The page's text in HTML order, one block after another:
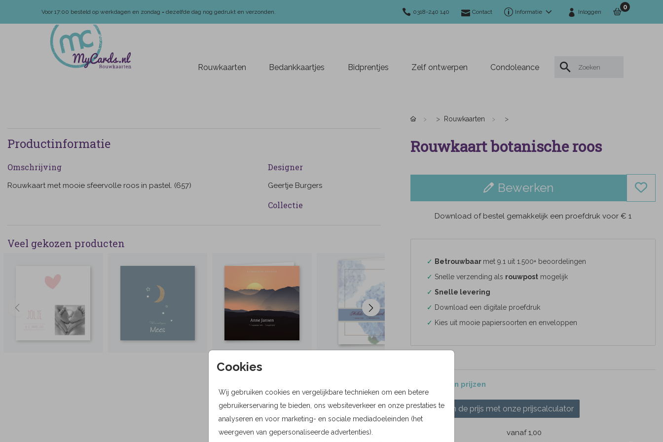
Voor 17:00 besteld op werkdagen en zondag = dezelfde dag nog gedrukt en verzonden. 0318-240 140 Contact Informatie Inloggen
0
Rouwkaarten Bedankkaartjes Bidprentjes Zelf ontwerpen Condoleance
Cookies
Wij gebruiken cookies en vergelijkbare technieken om een betere
gebruikerservaring te bieden, ons websiteverkeer en onze prestaties te
analyseren en voor marketing- en sociale mediadoeleinden (het
weergeven van gepersonaliseerde advertenties).
Productinformatie
Omschrijving
Rouwkaart met mooie sfeervolle roos in pastel. (657)
Designer
Geertje Burgers
Collectie
Veel gekozen producten
Rouwkaarten
Rouwkaart botanische roos
Bewerken
Download of bestel gemakkelijk een proefdruk voor € 1
✓ Betrouwbaar met 9.1 uit 1.500+ beoordelingen
✓ Snelle verzending als rouwpostmogelijk
✓ Snelle levering
✓ Download een digitale proefdruk
✓ Kies uit mooie papiersoorten en enveloppen
Formaten en prijzen
Bereken de prijs met onze prijscalculator
vanaf 1,00